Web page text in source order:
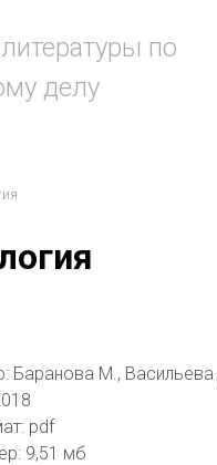
по
делу
Баранова М.,
pdf
9,51 мб